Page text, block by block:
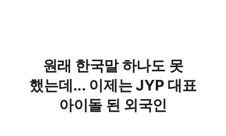
원래 한국말 하나도 못
했는데... 이제는 JYP 대표
아이돌 된 외국인